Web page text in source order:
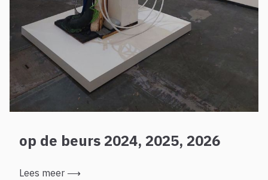
op de beurs 2024, 2025, 2026
Lees meer ⟶